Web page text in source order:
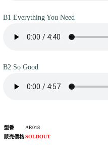
B1 Everything You Need
B2 So Good
型番
AR018
販売価格SOLDOUT